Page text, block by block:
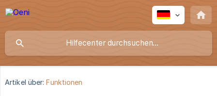
Artikel über: Funktionen